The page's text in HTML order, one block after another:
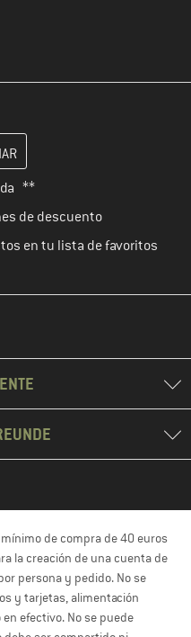
electrónico y crea tu
**
de descuento
en tu lista de favoritos
de compra de 40 euros
la creación de una cuenta de
persona y pedido. No se
y tarjetas, alimentación
efectivo. No se puede